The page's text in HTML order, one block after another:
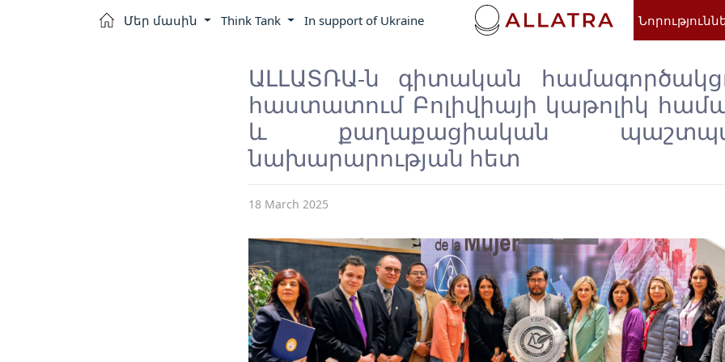
Մեր մասին Think Tank In support of Ukraine
ԱԼԼԱՏՌԱ-ն գիտական
հաստատում Բոլիվիայի կաթոլիկ
և քաղաքացիական
նախարարության հետ
18 March 2025